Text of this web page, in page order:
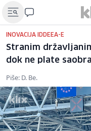
INOVACIJA IDDEEA-E
Stranim
dok ne plate
Piše: D. Be.